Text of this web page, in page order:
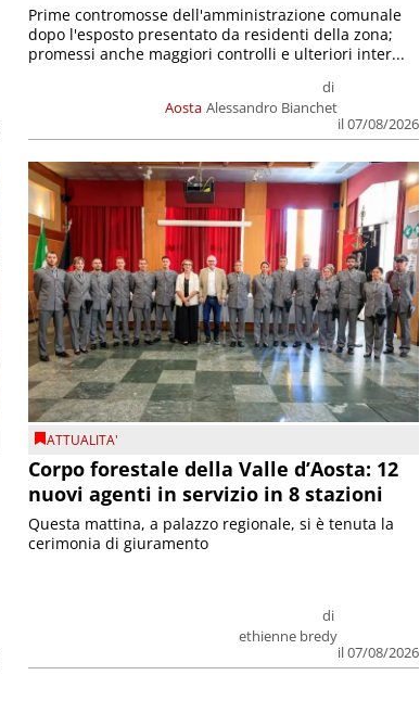
Aosta
di
Alessandro Bianchet
il 07/08/2026
Prime contromosse dell'amministrazione comunale
dopo l'esposto presentato da residenti della zona;
promessi anche maggiori controlli e ulteriori inter...
ATTUALITA'
Corpo forestale della Valle d’Aosta: 12
nuovi agenti in servizio in 8 stazioni
di
ethienne bredy
il 07/08/2026
Questa mattina, a palazzo regionale, si è tenuta la
cerimonia di giuramento